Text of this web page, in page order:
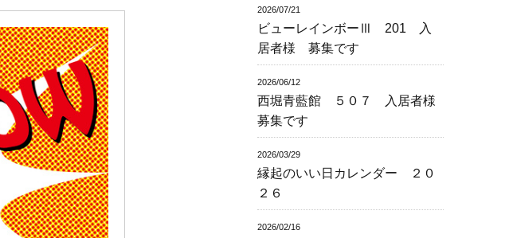
2026/07/21
ビューレインボーⅢ 201 入
居者様 募集です
2026/06/12
西堀青藍館 ５０７ 入居者様
募集です
2026/03/29
縁起のいい日カレンダー ２０
２６
2026/02/16